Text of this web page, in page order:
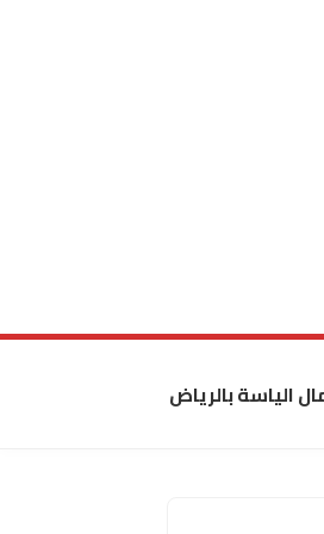
الياسة بالرياض